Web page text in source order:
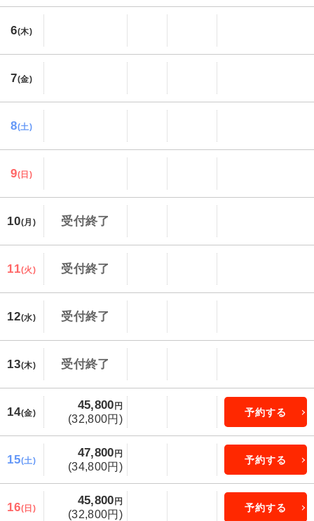
6(木)
7(金)
8(土)
9(日)
10(月) 受付終了
11(火) 受付終了
12(水) 受付終了
13(木) 受付終了
14(金)
45,800 円
(32,800円)
予約する
15(土)
47,800 円
(34,800円)
予約する
16(日)
45,800 円
(32,800円)
予約する